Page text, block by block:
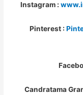
Instagram :
Pinterest :
Candratama